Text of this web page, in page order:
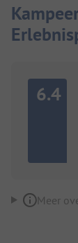
6.4
Meer